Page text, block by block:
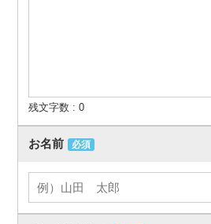
残文字数 :0
お名前 必須